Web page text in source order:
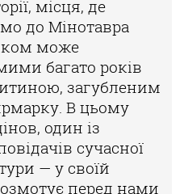
місця, де
до Мінотавра
може
багато років
загубленим
В цьому
один із
сучасної
— у своїй
перед нами